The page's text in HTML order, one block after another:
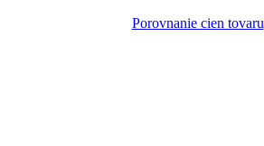
Porovnanie cien tovaru